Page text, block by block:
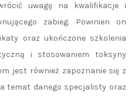
uwagę na kwalifikacje i
zabieg. Powinien on
oraz ukończone szkolenia
i stosowaniem toksyny
jest również zapoznanie się z
temat danego specjalisty oraz